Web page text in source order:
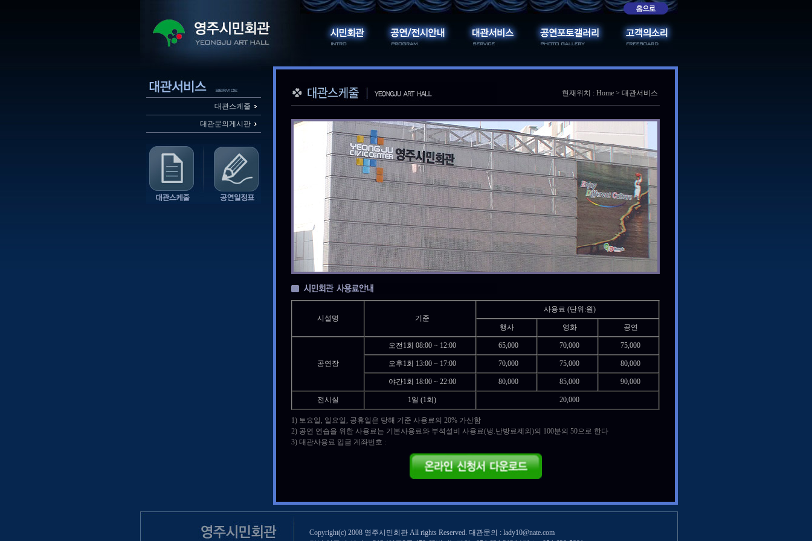
대관스케줄
대관문의게시판
현재위치 : Home > 대관서비스
시설명 기준
사용료 (단위:원)
행사 영화 공연
공연장
오전1회 08:00 ~ 12:00 65,000 70,000 75,000
오후1회 13:00 ~ 17:00 70,000 75,000 80,000
야간1회 18:00 ~ 22:00 80,000 85,000 90,000
전시실 1일 (1회) 20,000
1) 토요일, 일요일, 공휴일은 당해 기준 사용료의 20% 가산함
2) 공연 연습을 위한 사용료는 기본사용료와 부석설비 사용료(냉.난방료제외)의 100분의 50으로 한다
3) 대관사용료 입금 계좌번호 :
Copyright(c) 2008 영주시민회관 All rights Reserved. 대관문의 : lady10@nate.com